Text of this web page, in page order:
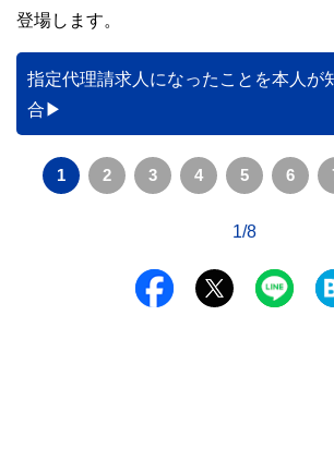
登場します。
指定代理請求人になったことを本人が
合
1 2 3 4 5 6
1/8